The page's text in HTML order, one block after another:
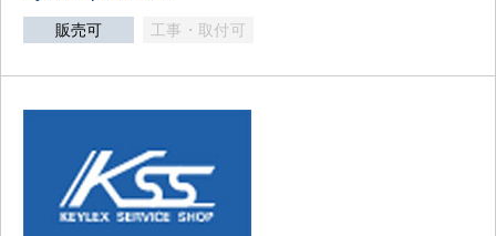
販売可 工事・取付可